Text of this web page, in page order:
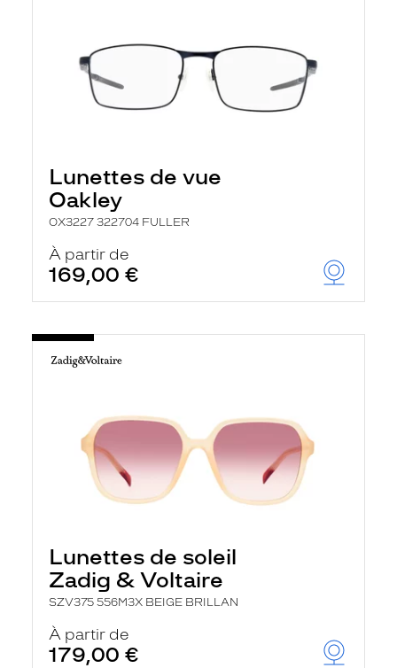
Lunettes de vue
Oakley
OX3227 322704 FULLER
À partir de
169,00 €
Lunettes de soleil
Zadig & Voltaire
SZV375 556M3X BEIGE BRILLAN
À partir de
179,00 €